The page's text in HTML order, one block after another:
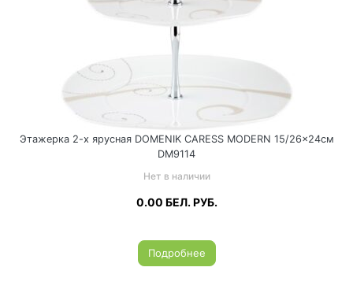
Этажерка 2-х ярусная DOMENIK CARESS MODERN 15/26×24см
DM9114
Нет в наличии
0.00 БЕЛ. РУБ.
Подробнее